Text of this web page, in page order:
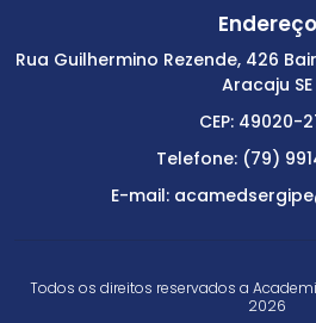
Endereço
Rua Guilhermino Rezende, 426
Aracaju SE
CEP: 49020-
Telefone: (79)
E-mail:
Todos os direitos reservados a
2026